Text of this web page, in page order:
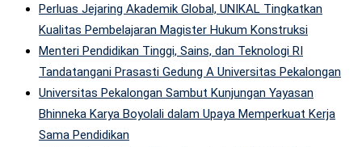
Perluas Jejaring Akademik Global, UNIKAL Tingkatkan
Kualitas Pembelajaran Magister Hukum Konstruksi
Menteri Pendidikan Tinggi, Sains, dan Teknologi RI
Tandatangani Prasasti Gedung A Universitas Pekalongan
Universitas Pekalongan Sambut Kunjungan Yayasan
Bhinneka Karya Boyolali dalam Upaya Memperkuat Kerja
Sama Pendidikan